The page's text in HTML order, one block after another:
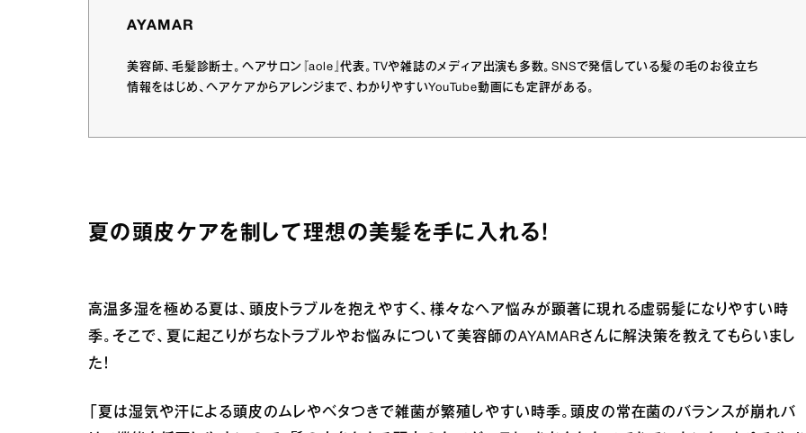
AYAMAR
美容師、毛髪診断士。ヘアサロン『aole』代表。TVや雑誌のメディア出演も多数。SNSで発信している髪の毛のお役立ち
情報をはじめ、ヘアケアからアレンジまで、わかりやすいYouTube動画にも定評がある。
夏の頭皮ケアを制して理想の美髪を手に入れる！
高温多湿を極める夏は、頭皮トラブルを抱えやすく、様々なヘア悩みが顕著に現れる虚弱髪になりやすい時
季。そこで、夏に起こりがちなトラブルやお悩みについて美容師のAYAMARさんに解決策を教えてもらいまし
た！
「夏は湿気や汗による頭皮のムレやベタつきで雑菌が繁殖しやすい時季。頭皮の常在菌のバランスが崩れバ